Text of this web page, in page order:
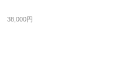
38,000円